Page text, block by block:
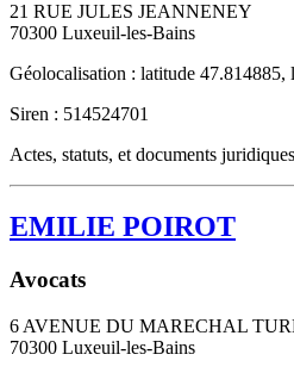
21 RUE JULES JEANNENEY
70300 Luxeuil-les-Bains
Géolocalisation : latitude 47.814885,
Siren : 514524701
Actes, statuts, et documents
EMILIE POIROT
Avocats
6 AVENUE DU MARECHAL
70300 Luxeuil-les-Bains